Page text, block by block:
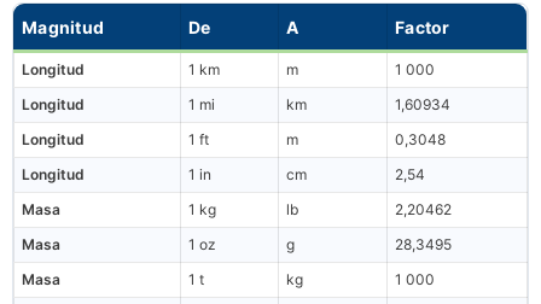
Magnitud De A Factor
Longitud 1 km m
1 000
Longitud
1 mi km
1,60934
Longitud
1 ft m
0,3048
Longitud
1 in cm
2,54
Masa
1 kg lb
2,20462
Masa
1 oz g
28,3495
Masa
1 t kg
1 000